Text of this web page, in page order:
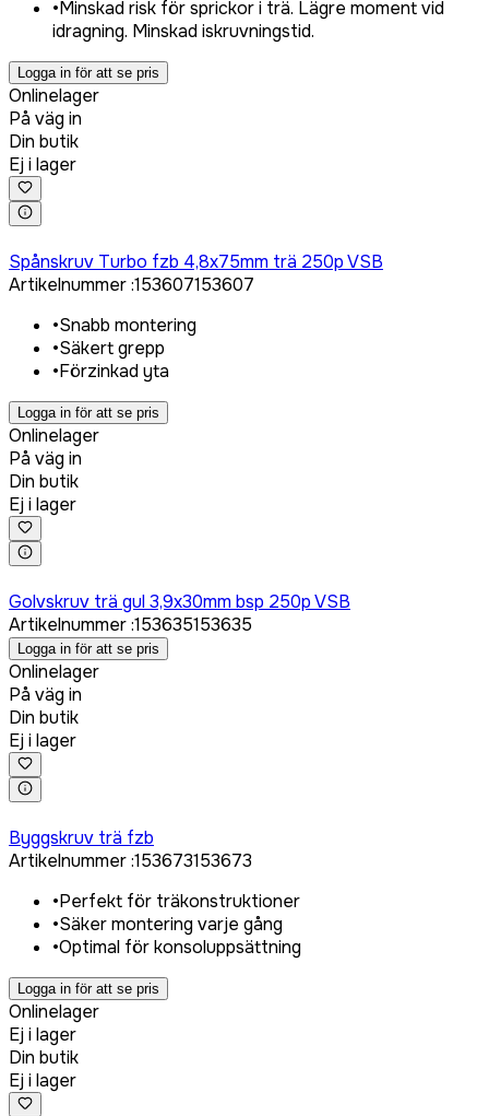
•Minskad risk för sprickor i trä. Lägre moment vid
idragning. Minskad iskruvningstid.
Logga in för att se pris
Onlinelager
På väg in
Din butik
Ej i lager
Spånskruv Turbo fzb 4,8x75mm trä 250p VSB
Artikelnummer:153607153607
•Snabb montering
•Säkert grepp
•Förzinkad yta
Logga in för att se pris
Onlinelager
På väg in
Din butik
Ej i lager
Golvskruv trä gul 3,9x30mm bsp 250p VSB
Artikelnummer:153635153635
Logga in för att se pris
Onlinelager
På väg in
Din butik
Ej i lager
Byggskruv trä fzb
Artikelnummer:153673153673
•Perfekt för träkonstruktioner
•Säker montering varje gång
•Optimal för konsoluppsättning
Logga in för att se pris
Onlinelager
Ej i lager
Din butik
Ej i lager